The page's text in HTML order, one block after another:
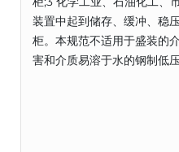
装置中起到储存、缓冲、稳
柜。本规范不适用于盛装的
害和介质易溶于水的钢制低压